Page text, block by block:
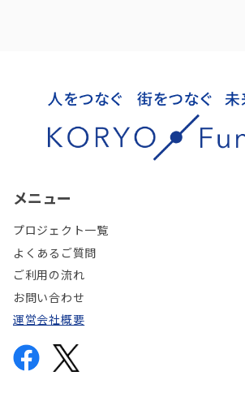
メニュー
プロジェクト一覧
よくあるご質問
ご利用の流れ
お問い合わせ
運営会社概要